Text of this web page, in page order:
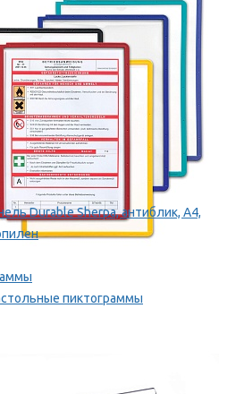
Durable Sherpa, антиблик, А4,
пиктограммы